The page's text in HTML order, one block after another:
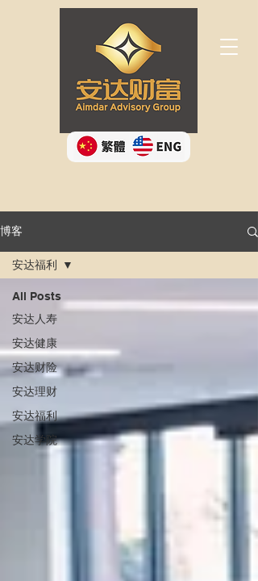
Button
博客
All Posts
安达人寿
安达健康
安达财险
安达理财
安达福利
安达学院
安达福利